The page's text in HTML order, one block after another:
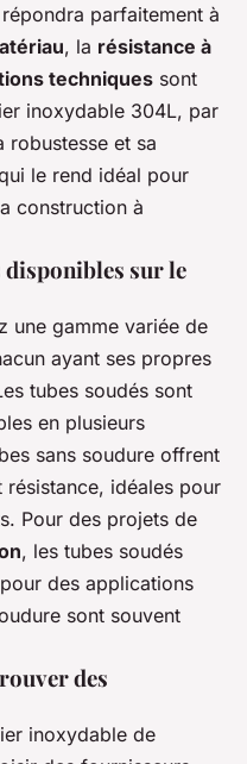
parfaitement à
, la résistance à
techniques sont
inoxydable 304L, par
robustesse et sa
le rend idéal pour
construction à
sur le
une gamme variée de
ayant ses propres
tubes soudés sont
en plusieurs
sans soudure offrent
résistance, idéales pour
Pour des projets de
, les tubes soudés
des applications
sont souvent
des
inoxydable de